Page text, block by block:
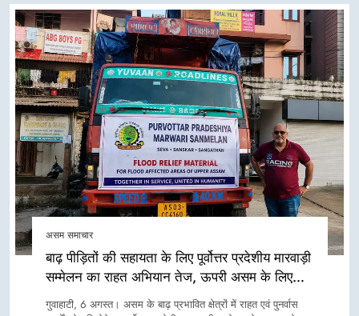
असम समाचार
बाढ़ पीड़ितों की सहायता के लिए पूर्वोत्तर प्रदेशीय मारवाड़ी
सम्मेलन का राहत अभियान तेज, ऊपरी असम के लिए
रवाना हुआ राहत सामग्री से भरा ट्रक
गुवाहाटी, 6 अगस्त। असम के बाढ़ प्रभावित क्षेत्रों में राहत एवं पुनर्वास